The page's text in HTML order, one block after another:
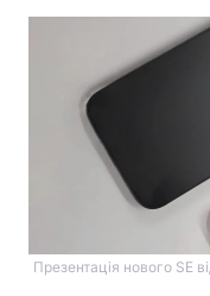
Презентація нового SE